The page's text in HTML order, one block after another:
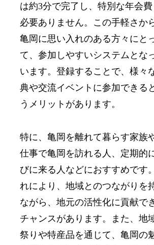
は約3分で完了し、特別な年会費
必要ありません。この手軽さか
亀岡に思い入れのある方々にと
て、参加しやすいシステムとな
います。登録することで、様々
典や交流イベントに参加できる
うメリットがあります。
特に、亀岡を離れて暮らす家族
仕事で亀岡を訪れる人、定期的
びに来る人などにおすすめです
れにより、地域とのつながりを
ながら、地元の活性化に貢献で
チャンスがあります。また、地
祭りや特産品を通じて、亀岡の